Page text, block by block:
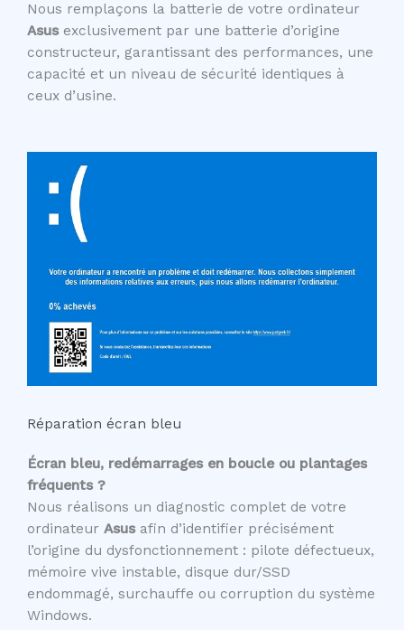
Nous remplaçons la batterie de votre ordinateur
Asusexclusivement par une batterie d’origine
constructeur, garantissant des performances, une
capacité et un niveau de sécurité identiques à
ceux d’usine.
Réparation écran bleu
Écran bleu, redémarrages en boucle ou plantages
fréquents ?
Nous réalisons un diagnostic complet de votre
ordinateur Asusafin d’identifier précisément
l’origine du dysfonctionnement : pilote défectueux,
mémoire vive instable, disque dur/SSD
endommagé, surchauffe ou corruption du système
Windows.